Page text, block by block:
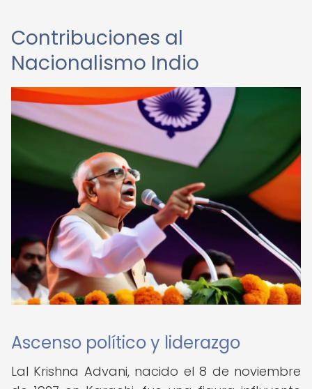
Contribuciones al
Nacionalismo Indio
Ascenso político y liderazgo
Lal Krishna Advani, nacido el 8 de noviembre